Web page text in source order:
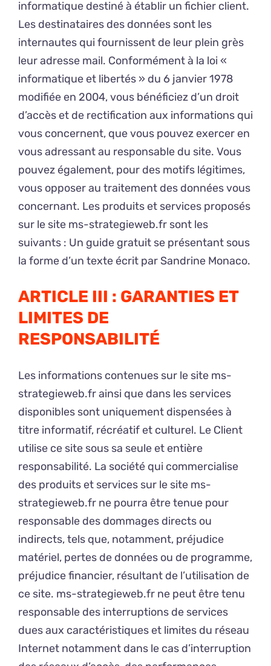
informatique destiné à établir un fichier client.
Les destinataires des données sont les
internautes qui fournissent de leur plein grès
leur adresse mail. Conformément à la loi «
informatique et libertés » du 6 janvier 1978
modifiée en 2004, vous bénéficiez d’un droit
d’accès et de rectification aux informations qui
vous concernent, que vous pouvez exercer en
vous adressant au responsable du site. Vous
pouvez également, pour des motifs légitimes,
vous opposer au traitement des données vous
concernant. Les produits et services proposés
sur le site ms-strategieweb.fr sont les
suivants : Un guide gratuit se présentant sous
la forme d’un texte écrit par Sandrine Monaco.
ARTICLE III : GARANTIES ET
LIMITES DE
RESPONSABILITÉ
Les informations contenues sur le site ms-
strategieweb.fr ainsi que dans les services
disponibles sont uniquement dispensées à
titre informatif, récréatif et culturel. Le Client
utilise ce site sous sa seule et entière
responsabilité. La société qui commercialise
des produits et services sur le site ms-
strategieweb.fr ne pourra être tenue pour
responsable des dommages directs ou
indirects, tels que, notamment, préjudice
matériel, pertes de données ou de programme,
préjudice financier, résultant de l’utilisation de
ce site. ms-strategieweb.fr ne peut être tenu
responsable des interruptions de services
dues aux caractéristiques et limites du réseau
Internet notamment dans le cas d’interruption